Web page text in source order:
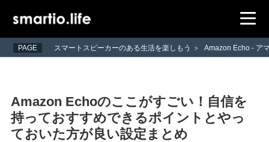
PAGE スマートスピーカーのある生活を楽しもう > Amazon Echo - ア
Amazon Echoのここがすごい！自信を
持っておすすめできるポイントとやっ
ておいた方が良い設定まとめ